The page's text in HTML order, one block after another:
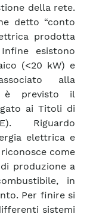
della rete.
detto “conto
prodotta
esistono
(<20 kW) e
alla
è previsto il
ai Titoli di
Riguardo
elettrica e
come
produzione a
in
Per finire si
sistemi